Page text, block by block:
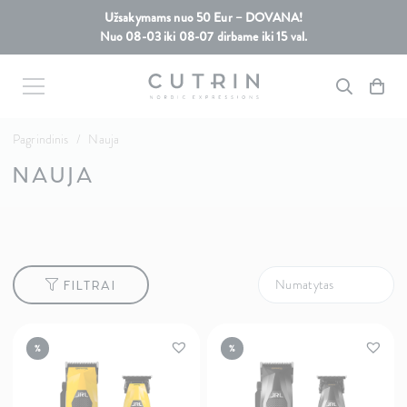
Užsakymams nuo 50 Eur – DOVANA!
Nuo 08-03 iki 08-07 dirbame iki 15 val.
Pagrindinis / Nauja
NAUJA
FILTRAI
% %